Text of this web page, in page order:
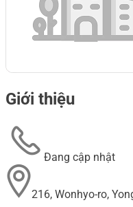
Giới thiệu
Đang cập nhật
216, Wonhyo-ro,